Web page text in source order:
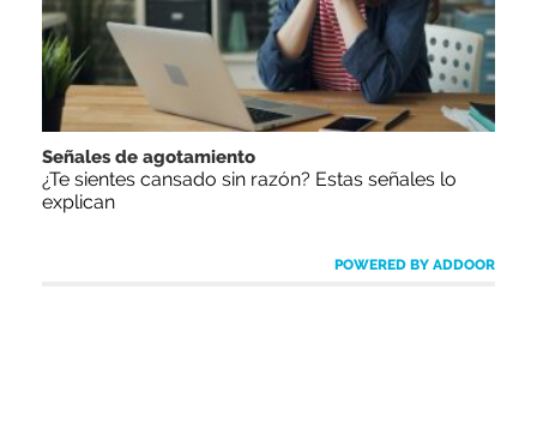
Señales de agotamiento
¿Te sientes cansado sin razón? Estas señales lo
explican
POWERED BY ADDOOR